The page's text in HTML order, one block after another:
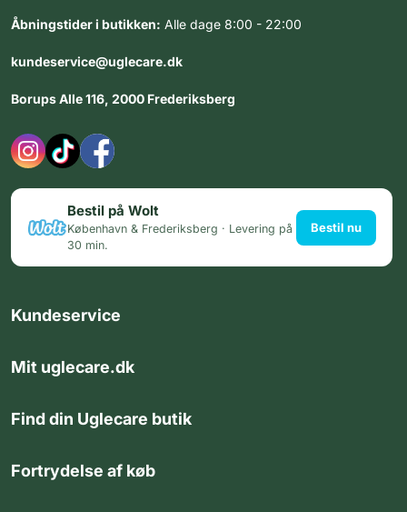
Åbningstider i butikken: Alle dage 8:00 - 22:00
kundeservice@uglecare.dk
Borups Alle 116, 2000 Frederiksberg
Bestil på Wolt
København & Frederiksberg · Levering på
30 min.
Bestil nu
Kundeservice
Mit uglecare.dk
Find din Uglecare butik
Fortrydelse af køb